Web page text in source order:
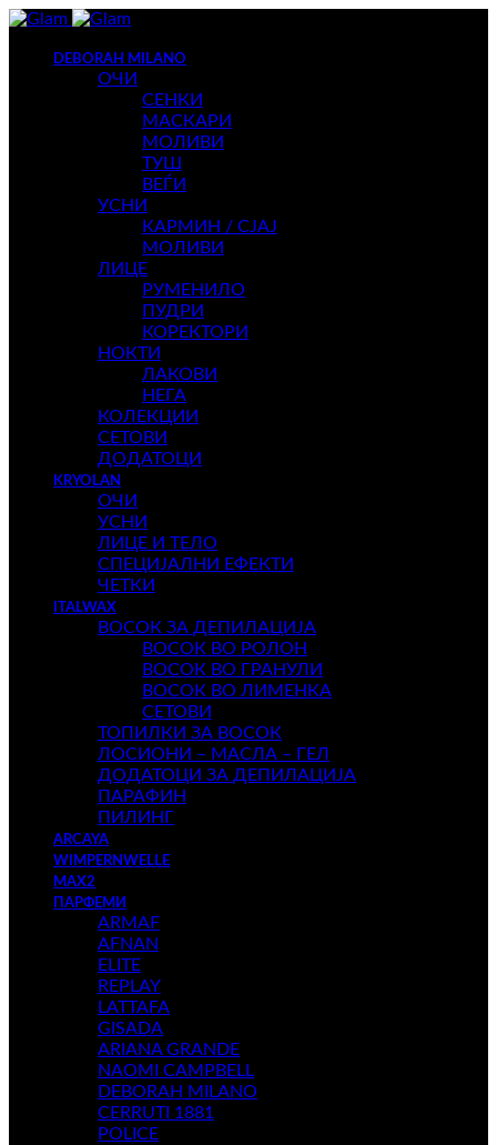
DEBORAH MILANO
ОЧИ
СЕНКИ
МАСКАРИ
МОЛИВИ
ТУШ
ВЕЃИ
УСНИ
КАРМИН / СЈАЈ
МОЛИВИ
ЛИЦЕ
РУМЕНИЛО
ПУДРИ
КОРЕКТОРИ
НОКТИ
ЛАКОВИ
НЕГА
КОЛЕКЦИИ
СЕТОВИ
ДОДАТОЦИ
KRYOLAN
ОЧИ
УСНИ
ЛИЦЕ И ТЕЛО
СПЕЦИЈАЛНИ ЕФЕКТИ
ЧЕТКИ
ITALWAX
ВОСОК ЗА ДЕПИЛАЦИЈА
ВОСОК ВО РОЛОН
ВОСОК ВО ГРАНУЛИ
ВОСОК ВО ЛИМЕНКА
СЕТОВИ
ТОПИЛКИ ЗА ВОСОК
ЛОСИОНИ – МАСЛА – ГЕЛ
ДОДАТОЦИ ЗА ДЕПИЛАЦИЈА
ПАРАФИН
ПИЛИНГ
ARCAYA
WIMPERNWELLE
MAX2
ПАРФЕМИ
ARMAF
AFNAN
ELITE
REPLAY
LATTAFA
GISADA
ARIANA GRANDE
NAOMI CAMPBELL
DEBORAH MILANO
CERRUTI 1881
POLICE